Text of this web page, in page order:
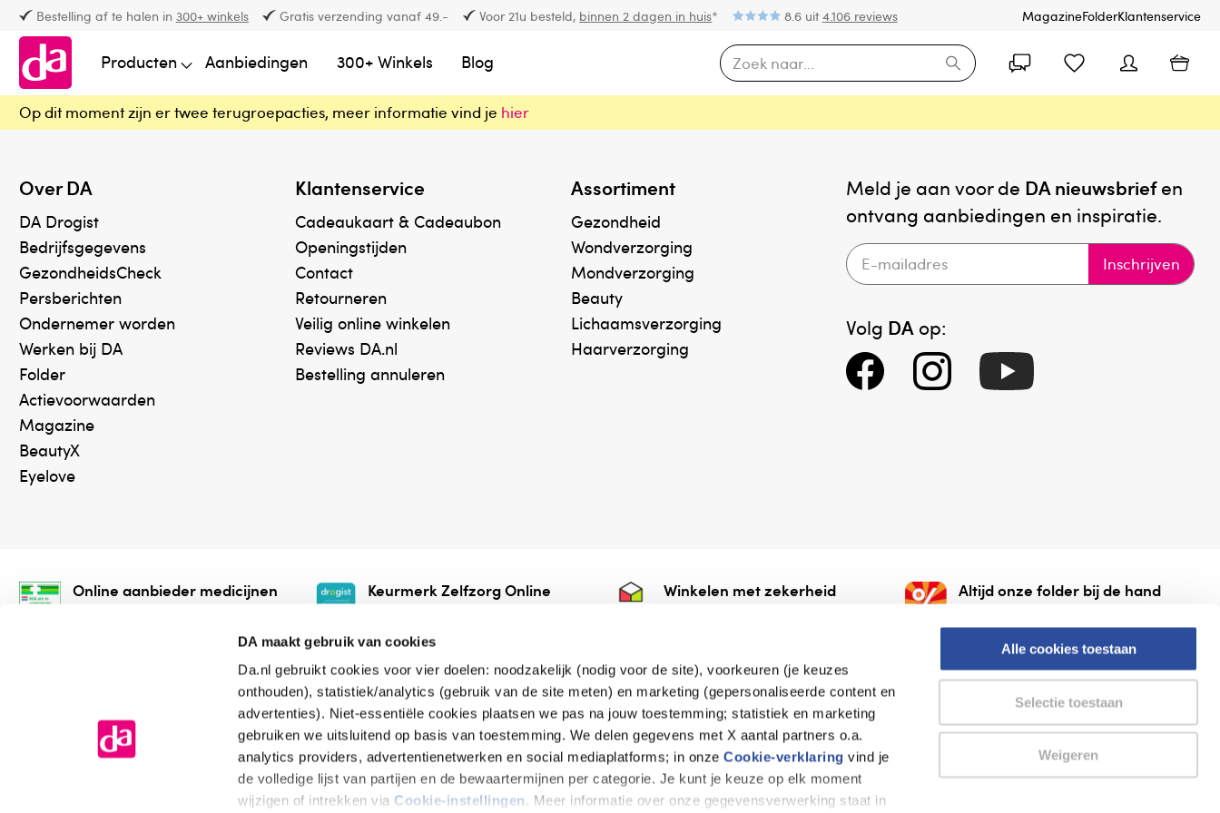
DA maakt gebruik van cookies
Da.nl gebruikt cookies voor vier doelen: noodzakelijk (nodig voor de site), voorkeuren (je keuzes
onthouden), statistiek/analytics (gebruik van de site meten) en marketing (gepersonaliseerde content en
advertenties). Niet-essentiële cookies plaatsen we pas na jouw toestemming; statistiek en marketing
gebruiken we uitsluitend op basis van toestemming. We delen gegevens met X aantal partners o.a.
analytics providers, advertentienetwerken en social mediaplatforms; in onzeCookie-verklaring vind je
de volledige lijst van partijen en de bewaartermijnen per categorie. Je kunt je keuze op elk moment
wijzigen of intrekken via Cookie-instellingen. Meer informatie over onze gegevensverwerking staat in
Alle cookies toestaan
Selectie toestaan
Weigeren
Bestelling af te halen in 300+ winkels Gratis verzending vanaf 49.- Voor 21u besteld, binnen 2 dagen in huis* 8.6 uit4.106 reviews MagazineFolderKlantenservice
Producten Aanbiedingen 300+ Winkels Blog
Op dit moment zijn er twee terugroepacties, meer informatie vind je hier
Over DA
DA Drogist
Bedrijfsgegevens
GezondheidsCheck
Persberichten
Ondernemer worden
Werken bij DA
Folder
Actievoorwaarden
Magazine
BeautyX
Eyelove
Klantenservice
Cadeaukaart & Cadeaubon
Openingstijden
Contact
Retourneren
Veilig online winkelen
Reviews DA.nl
Bestelling annuleren
Assortiment
Gezondheid
Wondverzorging
Mondverzorging
Beauty
Lichaamsverzorging
Haarverzorging
Meld je aan voor de DA nieuwsbriefen
ontvang aanbiedingen en inspiratie.
Inschrijven
Volg DA op:
Online aanbieder medicijnen
onze webshop mag verkopen.
Keurmerk Zelfzorg Online
online.
Winkelen met zekerheid Altijd onze folder bij de hand
AlleFolders.
de vriendelijke specialist
Algemene voorwaarden Cookieverklaring Disclaimer Privacy verklaring Thuiswinkel waarborg